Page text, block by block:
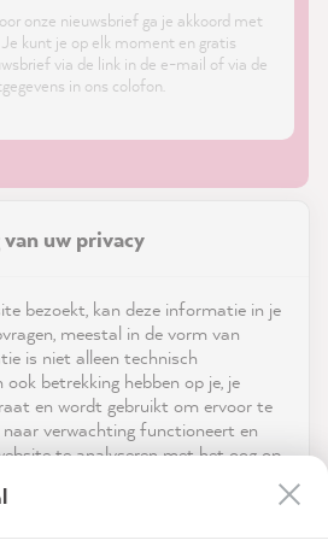
onze nieuwsbrief ga je akkoord met
Je kunt je op elk moment en gratis
via de link in de e-mail of via de
in ons colofon.
uw privacy
bezoekt, kan deze informatie in je
meestal in de vorm van
is niet alleen technisch
betrekking hebben op je, je
en wordt gebruikt om ervoor te
verwachting functioneert en
te analyseren met het oog op
via de diensten die in de
reviews-io